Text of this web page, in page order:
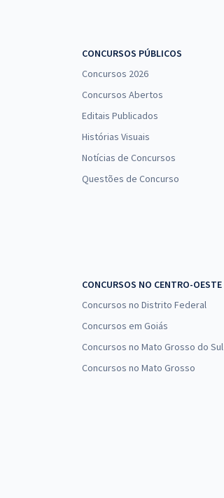
CONCURSOS PÚBLICOS
Concursos 2026
Concursos Abertos
Editais Publicados
Histórias Visuais
Notícias de Concursos
Questões de Concurso
CONCURSOS NO CENTRO-OESTE
Concursos no Distrito Federal
Concursos em Goiás
Concursos no Mato Grosso do Sul
Concursos no Mato Grosso